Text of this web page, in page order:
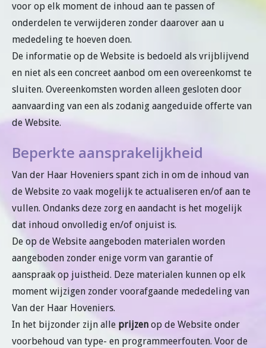
voor op elk moment de inhoud aan te passen of
onderdelen te verwijderen zonder daarover aan u
mededeling te hoeven doen.
De informatie op de Website is bedoeld als vrijblijvend
en niet als een concreet aanbod om een overeenkomst te
sluiten. Overeenkomsten worden alleen gesloten door
aanvaarding van een als zodanig aangeduide offerte van
de Website.
Beperkte aansprakelijkheid
Van der Haar Hoveniers spant zich in om de inhoud van
de Website zo vaak mogelijk te actualiseren en/of aan te
vullen. Ondanks deze zorg en aandacht is het mogelijk
dat inhoud onvolledig en/of onjuist is.
De op de Website aangeboden materialen worden
aangeboden zonder enige vorm van garantie of
aanspraak op juistheid. Deze materialen kunnen op elk
moment wijzigen zonder voorafgaande mededeling van
Van der Haar Hoveniers.
In het bijzonder zijn alle prijzen op de Website onder
voorbehoud van type- en programmeerfouten. Voor de